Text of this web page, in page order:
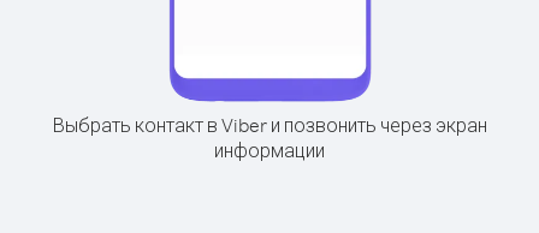
Выбрать контакт в Viber и позвонить через экран
информации